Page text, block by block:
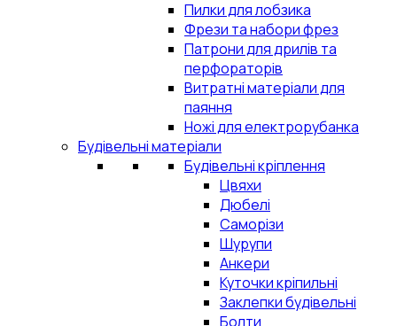
Пилки для лобзика
Фрези та набори фрез
Патрони для дрилів та
перфораторів
Витратні матеріали для
паяння
Ножі для електрорубанка
Будівельні матеріали
Будівельні кріплення
Цвяхи
Дюбелі
Саморізи
Шурупи
Анкери
Куточки кріпильні
Заклепки будівельні
Болти